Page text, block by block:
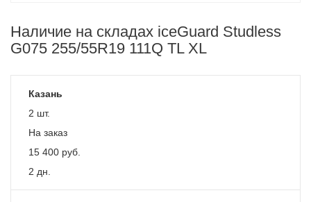
Наличие на складах iceGuard Studless
G075 255/55R19 111Q TL XL
Казань
2 шт.
На заказ
15 400 руб.
2 дн.